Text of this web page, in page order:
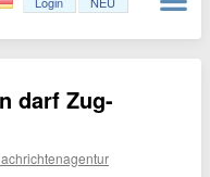
darf Zug-